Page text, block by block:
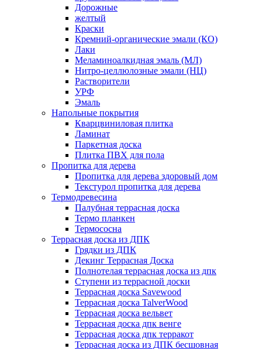
Дорожные
желтый
Краски
Кремний-органические эмали (КО)
Лаки
Меламиноалкидная эмаль (МЛ)
Нитро-целлюлозные эмали (НЦ)
Растворители
УРФ
Эмаль
Напольные покрытия
Кварцвиниловая плитка
Ламинат
Паркетная доска
Плитка ПВХ для пола
Пропитка для дерева
Пропитка для дерева здоровый дом
Текстурол пропитка для дерева
Термодревесина
Палубная террасная доска
Термо планкен
Термососна
Террасная доска из ДПК
Грядки из ДПК
Декинг Террасная Доска
Полнотелая террасная доска из дпк
Ступени из террасной доски
Террасная доска Savewood
Террасная доска TalverWood
Террасная доска вельвет
Террасная доска дпк венге
Террасная доска дпк терракот
Террасная доска из ДПК бесшовная